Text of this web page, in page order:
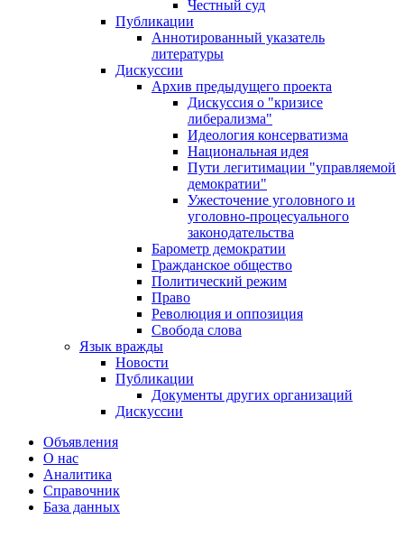
Честный суд
Публикации
Аннотированный указатель
литературы
Дискуссии
Архив предыдущего проекта
Дискуссия о "кризисе
либерализма"
Идеология консерватизма
Национальная идея
Пути легитимации "управляемой
демократии"
Ужесточение уголовного и
уголовно-процесуального
законодательства
Барометр демократии
Гражданское общество
Политический режим
Право
Революция и оппозиция
Свобода слова
Язык вражды
Новости
Публикации
Документы других организаций
Дискуссии
Объявления
О нас
Аналитика
Справочник
База данных